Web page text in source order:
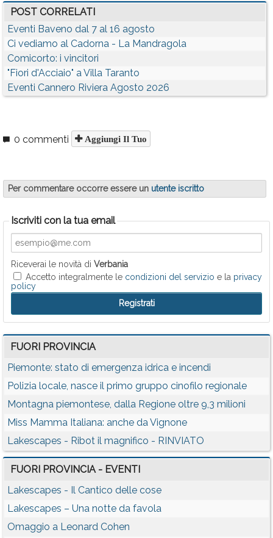
POST CORRELATI
Eventi Baveno dal 7 al 16 agosto
Ci vediamo al Cadorna - La Mandragola
Comicorto: i vincitori
"Fiori d'Acciaio" a Villa Taranto
Eventi Cannero Riviera Agosto 2026
0 commenti Aggiungi Il Tuo
Per commentare occorre essere un utente iscritto
Iscriviti con la tua email
Riceverai le novità di Verbania
Accetto integralmente le condizioni del servizio e la privacy
policy
FUORI PROVINCIA
Piemonte: stato di emergenza idrica e incendi
Polizia locale, nasce il primo gruppo cinofilo regionale
Montagna piemontese, dalla Regione oltre 9,3 milioni
Miss Mamma Italiana: anche da Vignone
Lakescapes - Ribot il magnifico - RINVIATO
FUORI PROVINCIA - EVENTI
Lakescapes - Il Cantico delle cose
Lakescapes – Una notte da favola
Omaggio a Leonard Cohen